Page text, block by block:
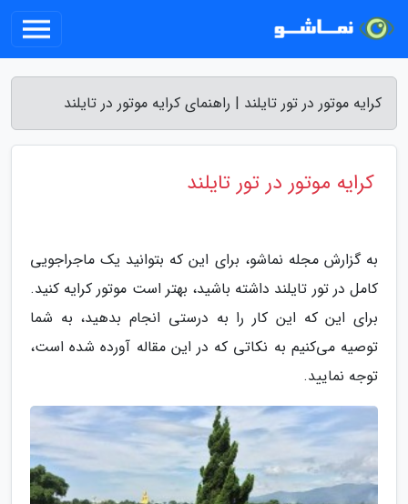
کرایه موتور در تور تایلند | راهنمای کرایه موتور در تایلند
کرایه موتور در تور تایلند
به گزارش مجله نماشو، برای این که بتوانید یک ماجراجویی
کامل در تور تایلند داشته باشید، بهتر است موتور کرایه کنید.
برای این که این کار را به درستی انجام بدهید، به شما
توصیه می‌کنیم به نکاتی که در این مقاله آورده شده است،
توجه نمایید.